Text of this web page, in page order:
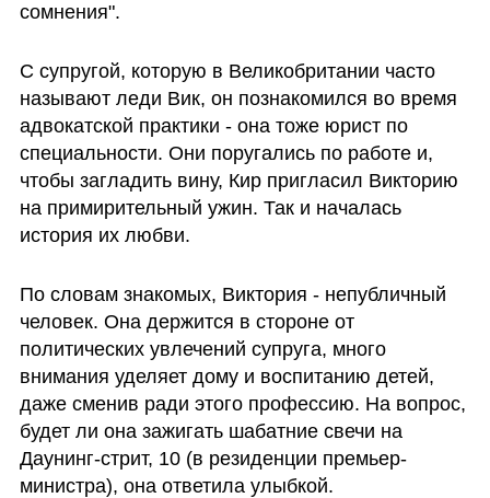
сомнения".
С супругой, которую в Великобритании часто
называют леди Вик, он познакомился во время
адвокатской практики - она тоже юрист по
специальности. Они поругались по работе и,
чтобы загладить вину, Кир пригласил Викторию
на примирительный ужин. Так и началась
история их любви.
По словам знакомых, Виктория - непубличный
человек. Она держится в стороне от
политических увлечений супруга, много
внимания уделяет дому и воспитанию детей,
даже сменив ради этого профессию. На вопрос,
будет ли она зажигать шабатние свечи на
Даунинг-стрит, 10 (в резиденции премьер-
министра), она ответила улыбкой.